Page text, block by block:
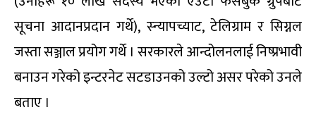
सूचना आदानप्रदान गर्थे), स्न्यापच्याट, टेलिग्राम र सिग्नल
जस्ता सञ्जाल प्रयोग गर्थे । सरकारले आन्दोलनलाई निष्प्रभावी
बनाउन गरेको इन्टरनेट सटडाउनको उल्टो असर परेको उनले
बताए ।